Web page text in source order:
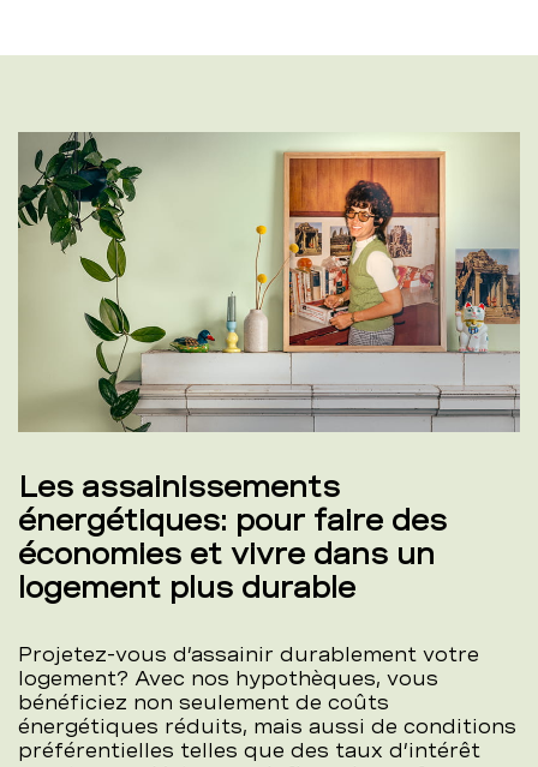
Les assainissements
énergétiques: pour faire des
économies et vivre dans un
logement plus durable
Projetez-vous d’assainir durablement votre
logement? Avec nos hypothèques, vous
bénéficiez non seulement de coûts
énergétiques réduits, mais aussi de conditions
préférentielles telles que des taux d’intérêt